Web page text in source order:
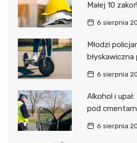
Małej 10
6 sierpnia
Młodzi
6 sierpnia
Alkohol i
pod
6 sierpnia